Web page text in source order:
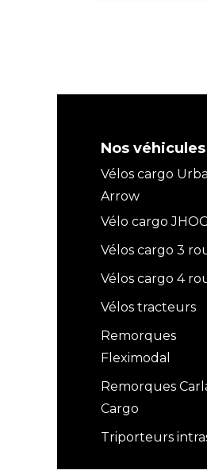
Nos véhicules
Vélos cargo
Arrow
Vélo cargo
Vélos cargo 3
Vélos cargo 4
Vélos tracteurs
Remorques
Fleximodal
Remorques
Cargo
Triporteurs